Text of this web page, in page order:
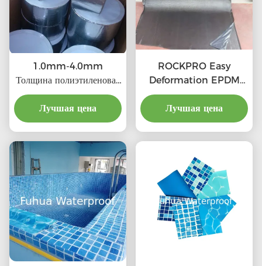
1.0mm-4.0mm
Толщина полиэтиленовая
бутиловая лента для
прочного и гибкого
сцепления Длина от 5 м
Лучшая цена
ROCKPRO Easy
Deformation EPDM
резиновая
гидроизоляционная
мембрана с
CE/ISO9001/ISO14001
Лучшая цена